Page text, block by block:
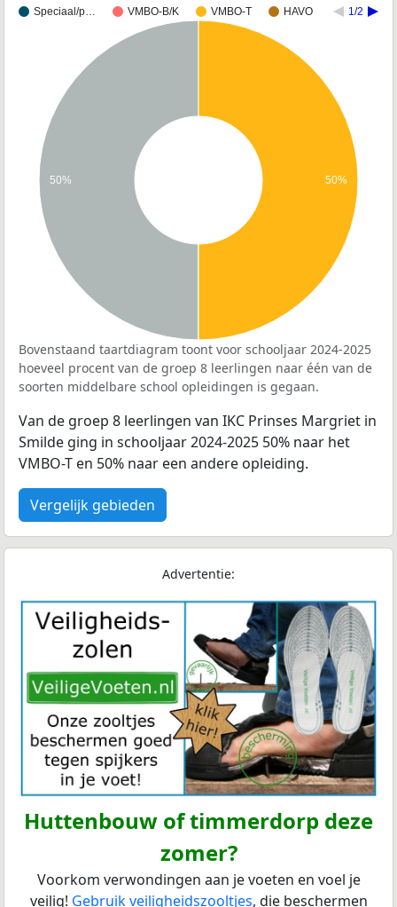
Speciaal/p… VMBO-B/K VMBO-T HAVO 1/2
50% 50%
Bovenstaand taartdiagram toont voor schooljaar 2024-2025
hoeveel procent van de groep 8 leerlingen naar één van de
soorten middelbare school opleidingen is gegaan.
Van de groep 8 leerlingen van IKC Prinses Margriet in
Smilde ging in schooljaar 2024-2025 50% naar het
VMBO-T en 50% naar een andere opleiding.
Vergelijk gebieden
Advertentie:
Huttenbouw of timmerdorp deze
zomer?
Voorkom verwondingen aan je voeten en voel je
veilig! Gebruik veiligheidszooltjes, die beschermen